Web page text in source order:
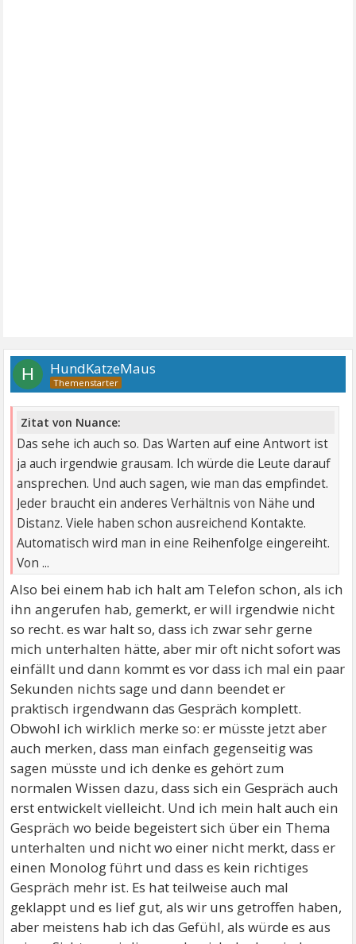
H HundKatzeMaus
Zitat von Nuance:
Das sehe ich auch so. Das Warten auf eine Antwort ist
ja auch irgendwie grausam. Ich würde die Leute darauf
ansprechen. Und auch sagen, wie man das empfindet.
Jeder braucht ein anderes Verhältnis von Nähe und
Distanz. Viele haben schon ausreichend Kontakte.
Automatisch wird man in eine Reihenfolge eingereiht.
Von ...
Also bei einem hab ich halt am Telefon schon, als ich
ihn angerufen hab, gemerkt, er will irgendwie nicht
so recht. es war halt so, dass ich zwar sehr gerne
mich unterhalten hätte, aber mir oft nicht sofort was
einfällt und dann kommt es vor dass ich mal ein paar
Sekunden nichts sage und dann beendet er
praktisch irgendwann das Gespräch komplett.
Obwohl ich wirklich merke so: er müsste jetzt aber
auch merken, dass man einfach gegenseitig was
sagen müsste und ich denke es gehört zum
normalen Wissen dazu, dass sich ein Gespräch auch
erst entwickelt vielleicht. Und ich mein halt auch ein
Gespräch wo beide begeistert sich über ein Thema
unterhalten und nicht wo einer nicht merkt, dass er
einen Monolog führt und dass es kein richtiges
Gespräch mehr ist. Es hat teilweise auch mal
geklappt und es lief gut, als wir uns getroffen haben,
aber meistens hab ich das Gefühl, als würde es aus